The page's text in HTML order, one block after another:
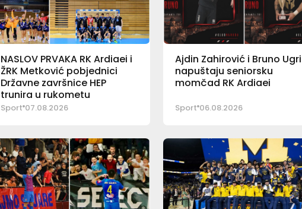
NASLOV PRVAKA RK Ardiaei i
ŽRK Metković pobjednici
Državne završnice HEP
trunira u rukometu
Sport 07.08.2026
Ajdin Zahirović i Bruno
napuštaju seniorsku
momčad RK Ardiaei
Sport 06.08.2026